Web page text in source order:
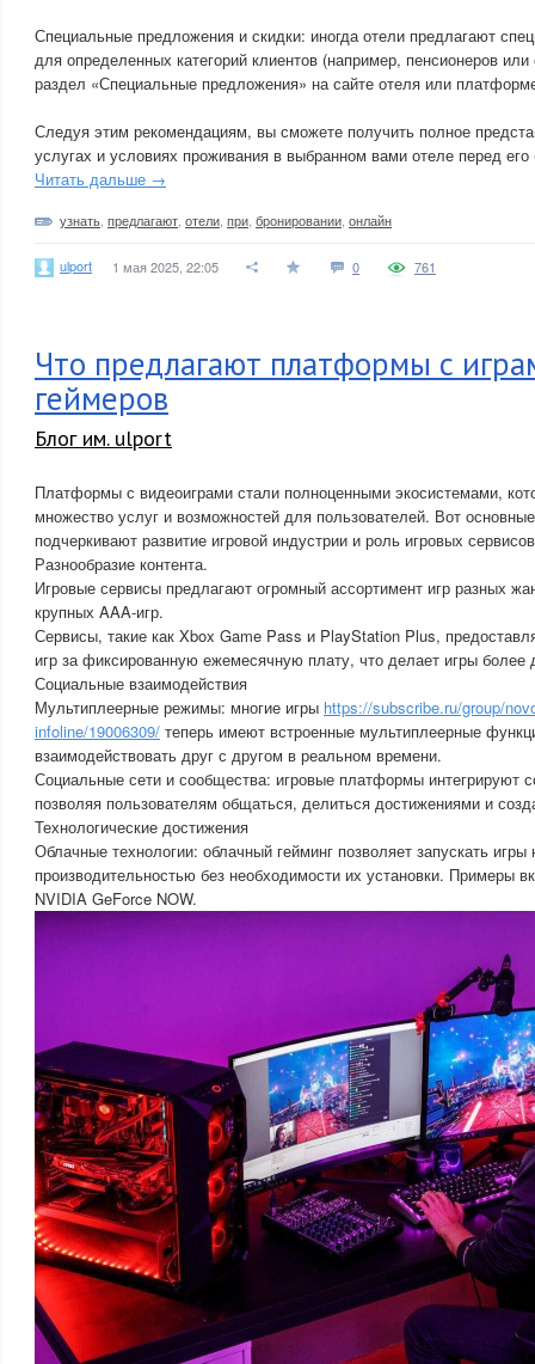
Специальные предложения и скидки: иногда отели предлагают
для определенных категорий клиентов (например, пенсионеров или
раздел «Специальные предложения» на сайте отеля или
Следуя этим рекомендациям, вы сможете получить полное
услугах и условиях проживания в выбранном вами отеле перед
Читать дальше →
узнать предлагают отели при бронировании онлайн
ulport 1 мая 2025, 22:05 0 761
Что предлагают платформы с
геймеров
Блог им. ulport
Платформы с видеоиграми стали полноценными экосистемами,
множество услуг и возможностей для пользователей. Вот
подчеркивают развитие игровой индустрии и роль игровых сервисов
Разнообразие контента.
Игровые сервисы предлагают огромный ассортимент игр разных
крупных AAA-игр.
Сервисы, такие как Xbox Game Pass и PlayStation Plus,
игр за фиксированную ежемесячную плату, что делает игры более
Социальные взаимодействия
Мультиплеерные режимы: многие игры https://subscribe.ru/group/
infoline/19006309/ теперь имеют встроенные мультиплеерные
взаимодействовать друг с другом в реальном времени.
Социальные сети и сообщества: игровые платформы интегрируют
позволяя пользователям общаться, делиться достижениями и
Технологические достижения
Облачные технологии: облачный гейминг позволяет запускать игры
производительностью без необходимости их установки. Примеры
NVIDIA GeForce NOW.